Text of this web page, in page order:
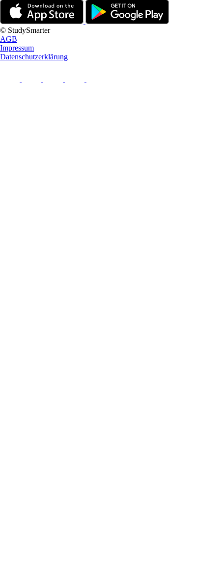
© StudySmarter
AGB
Impressum
Datenschutzerklärung